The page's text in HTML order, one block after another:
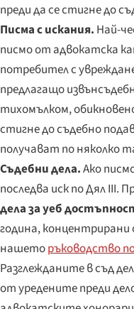
преди да се стигне до
Писма с искания. Най-
писмо от адвокатска
потребител с
предлагащо
тихомълком,
стигне до съдебно
получават по няколко
Съдебни дела.Ако
последва иск по Дял III.
дела за уеб
година,
нашеторъководство
Разглежданите в съд
от уредените преди